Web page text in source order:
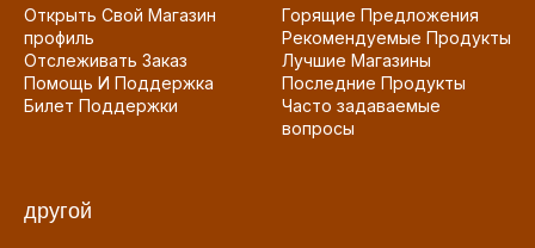
Открыть Свой Магазин
профиль
Отслеживать Заказ
Помощь И Поддержка
Билет Поддержки
Горящие Предложения
Рекомендуемые Продукты
Лучшие Магазины
Последние Продукты
Часто задаваемые
вопросы
другой